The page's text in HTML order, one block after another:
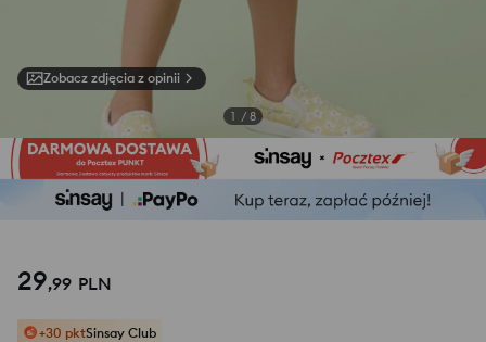
Zobacz zdjęcia z opinii
1 / 8
29,99 PLN
+30 pktSinsay Club